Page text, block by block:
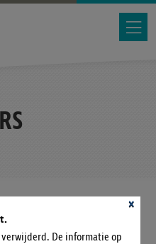
De informatie op
×